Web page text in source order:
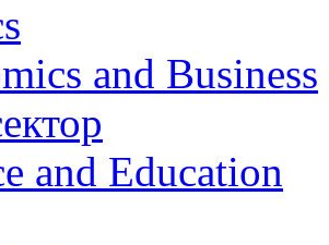
and Business
and Education